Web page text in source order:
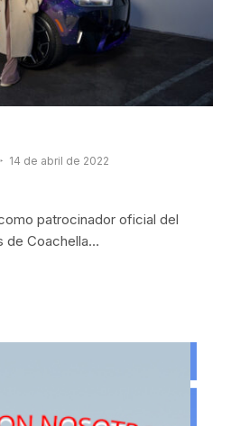
14 de abril de 2022
patrocinador oficial del
de Coachella…